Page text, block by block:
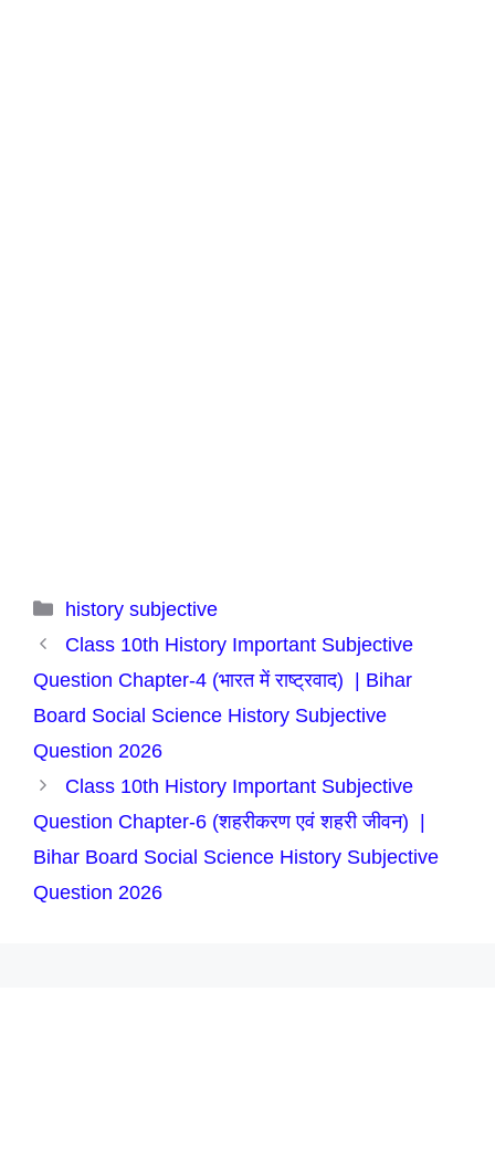
Categories
history subjective
Class 10th History Important Subjective
Question Chapter-4 (भारत में राष्ट्रवाद) | Bihar
Board Social Science History Subjective
Question 2026
Class 10th History Important Subjective
Question Chapter-6 (शहरीकरण एवं शहरी जीवन) |
Bihar Board Social Science History Subjective
Question 2026